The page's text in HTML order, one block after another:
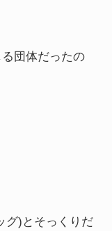
団体だったの
グ)とそっくりだ